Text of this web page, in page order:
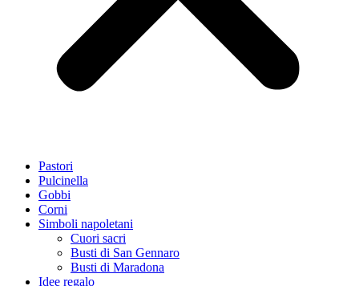
Pastori
Pulcinella
Gobbi
Corni
Simboli napoletani
Cuori sacri
Busti di San Gennaro
Busti di Maradona
Idee regalo